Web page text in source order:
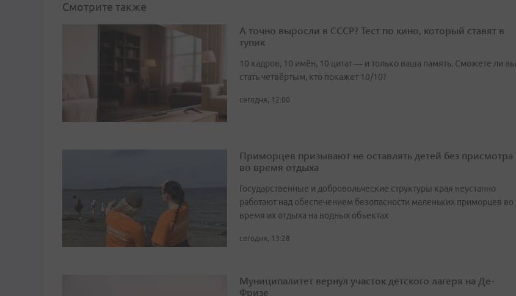
Смотрите также
А точно выросли в СССР? Тест по кино, который ставят в
тупик
10 кадров, 10 имён, 10 цитат — и только ваша память. Сможете ли вы
стать четвёртым, кто покажет 10/10?
сегодня, 12:00
Приморцев призывают не оставлять детей без присмотра
во время отдыха
Государственные и добровольческие структуры края неустанно
работают над обеспечением безопасности маленьких приморцев во
время их отдыха на водных объектах
сегодня, 13:28
Муниципалитет вернул участок детского лагеря на Де-
Фризе